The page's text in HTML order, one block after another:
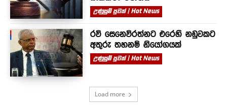
උණුසුම් පුවත් | Hot News
රවි සෙනෙවිරත්නට එරෙහි නඩුවකට
අතුරු තහනම් නියෝගයක්
උණුසුම් පුවත් | Hot News
Load more